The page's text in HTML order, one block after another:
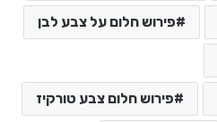
פירוש חלום על צבע לבן
פירוש חלום צבע טורקיז